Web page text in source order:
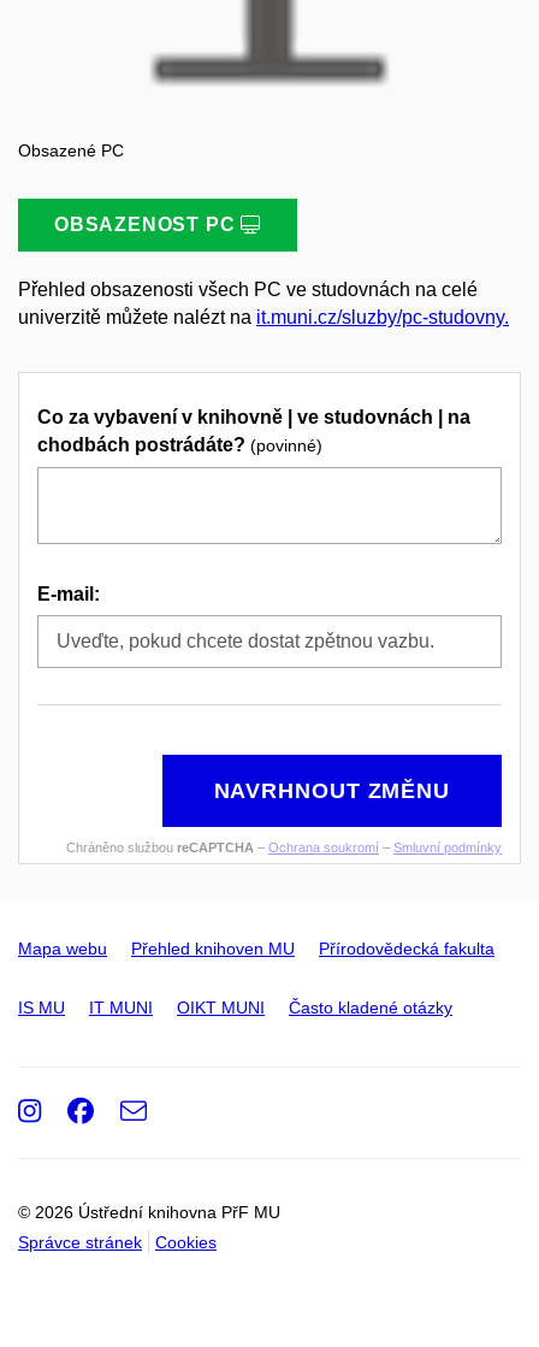
Obsazené PC
OBSAZENOST PC
Přehled obsazenosti všech PC ve studovnách na celé
univerzitě můžete nalézt na it.muni.cz/sluzby/pc-studovny.
Co za vybavení v knihovně | ve studovnách | na
chodbách postrádáte? (povinné)
E-mail:
NAVRHNOUT ZMĚNU
Chráněno službou reCAPTCHA – Ochrana soukromí – Smluvní podmínky
Mapa webu Přehled knihoven MU Přírodovědecká fakulta
IS MU IT MUNI OIKT MUNI Často kladené otázky
© 2026 Ústřední knihovna PřF MU
Správce stránek
Cookies
Instagram
Facebook
e-